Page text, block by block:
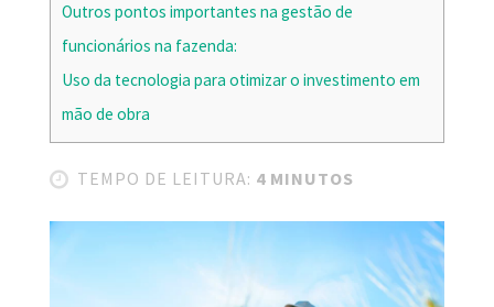
Outros pontos importantes na gestão de
funcionários na fazenda:
Uso da tecnologia para otimizar o investimento em
mão de obra
TEMPO DE LEITURA: 4 MINUTOS